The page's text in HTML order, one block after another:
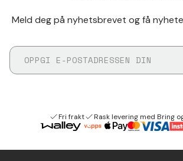
Meld deg på nyhetsbrevet og få
Fri frakt Rask levering med Bring